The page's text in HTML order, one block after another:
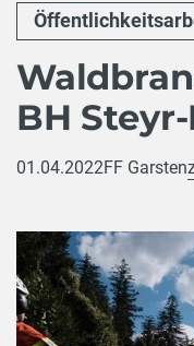
BH
01.04.2022FF Garsten